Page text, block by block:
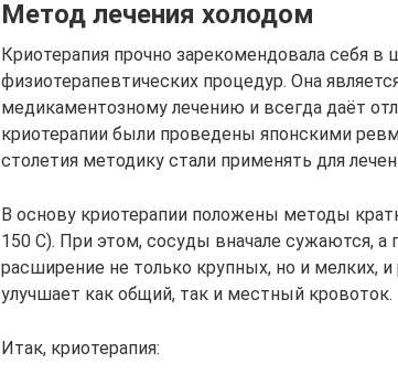
Метод лечения холодом
Криотерапия прочно зарекомендовала себя в
физиотерапевтических процедур. Она
медикаментозному лечению и всегда даёт
криотерапии были проведены японскими
столетия методику стали применять для
В основу криотерапии положены методы
150 С). При этом, сосуды вначале сужаются,
расширение не только крупных, но и мелких,
улучшает как общий, так и местный кровоток.
Итак, криотерапия: